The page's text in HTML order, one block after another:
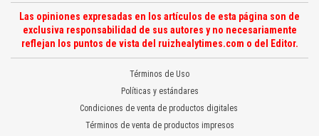
Las opiniones expresadas en los artículos de esta página son de
exclusiva responsabilidad de sus autores y no necesariamente
reflejan los puntos de vista del ruizhealytimes.com o del Editor.
Términos de Uso
Políticas y estándares
Condiciones de venta de productos digitales
Términos de venta de productos impresos